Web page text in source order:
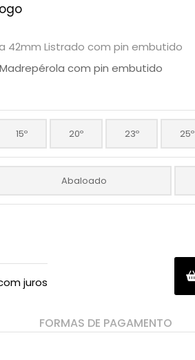
42mm Listrado com pin embutido
com pin embutido
15º 20º 23º 25º
Abaloado
juros
FORMAS DE PAGAMENTO